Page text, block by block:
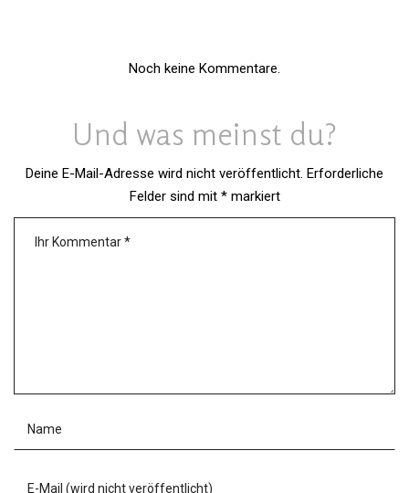
Noch keine Kommentare.
Und was meinst du?
Deine E-Mail-Adresse wird nicht veröffentlicht. Erforderliche
Felder sind mit *markiert